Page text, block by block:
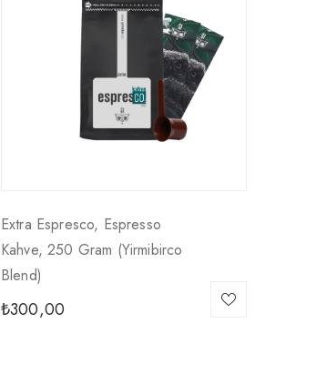
Extra Espresco, Espresso
Kahve, 250 Gram (yirmibirco
Blend)
₺300,00